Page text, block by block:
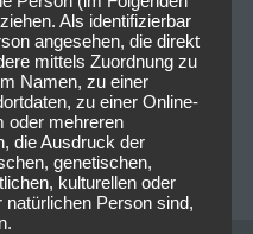
Melodien und
im Gepäck kehrt
Bühnen zurück. Auf
Read more
Als identifizierbar
angesehen, die direkt
mittels Zuordnung zu
Namen, zu einer
zu einer Online-
oder mehreren
die Ausdruck der
genetischen,
kulturellen oder
Person sind,